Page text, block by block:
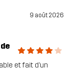
9 août 2026
et fait d’un